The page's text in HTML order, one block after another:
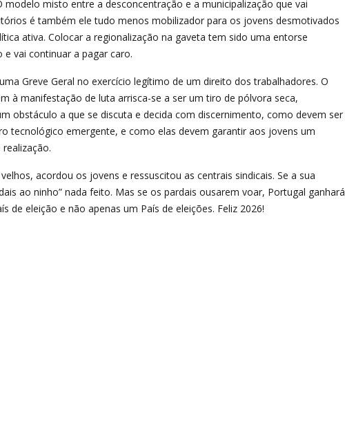
modelo misto entre a desconcentração e a municipalização que vai
é também ele tudo menos mobilizador para os jovens desmotivados
ativa. Colocar a regionalização na gaveta tem sido uma entorse
vai continuar a pagar caro.
Greve Geral no exercício legítimo de um direito dos trabalhadores. O
à manifestação de luta arrisca-se a ser um tiro de pólvora seca,
obstáculo a que se discuta e decida com discernimento, como devem ser
tecnológico emergente, e como elas devem garantir aos jovens um
acordou os jovens e ressuscitou as centrais sindicais. Se a sua
ao ninho” nada feito. Mas se os pardais ousarem voar, Portugal ganhará
de eleição e não apenas um País de eleições. Feliz 2026!